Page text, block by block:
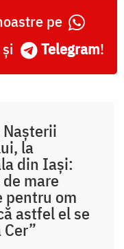
pe
și Telegram!
la
din Iași:
mare
pentru om
astfel el se